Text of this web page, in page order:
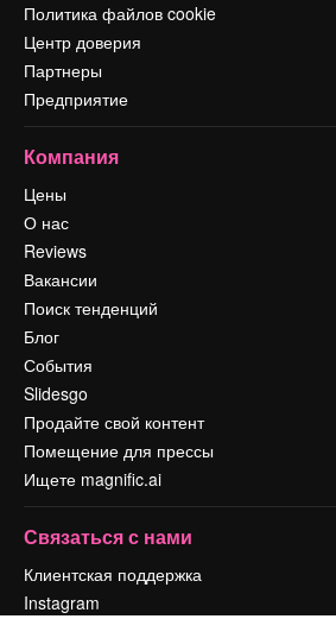
Политика файлов cookie
Центр доверия
Партнеры
Предприятие
Компания
Цены
О нас
Reviews
Вакансии
Поиск тенденций
Блог
События
Slidesgo
Продайте свой контент
Помещение для прессы
Ищете magnific.ai
Связаться с нами
Клиентская поддержка
Instagram